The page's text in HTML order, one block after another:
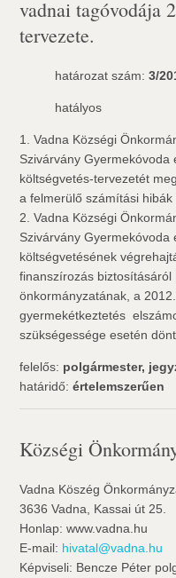
vadnai tagóvodája
tervezete.
határozat szám:3/
hatályos
1. Vadna Községi
Szivárvány
költségvetés-tervezetét
a felmerülő számítási hibák
2. Vadna Községi
Szivárvány
költségvetésének
finanszírozás biztosításáról
önkormányzatának, a 2012.
gyermekétkeztetés 
szükségessége esetén dönt.
felelős: polgármester,
határidő:értelemszerűen
Községi
Vadna Köszég
3636 Vadna, Kassai út 25.
Honlap: www.vadna.hu
E-mail: hivatal@vadna.hu
Képviseli: Bencze Péter